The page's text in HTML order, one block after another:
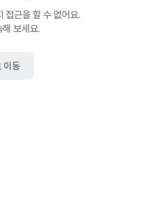
접근을 할 수 없어요.
해 보세요.
이동